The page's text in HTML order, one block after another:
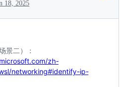
18, 2025
景二）：
zh-
networking#identify-ip-